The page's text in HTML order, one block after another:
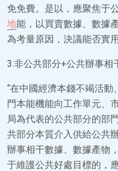
免免費。是以，應聚焦于
地能，以買賣數據、數據
為考量原因，決議能否實
3.非公共部分+公共辦事相
“在中國經濟本錢不竭活
門本能機能向工作單元、
局為代表的公共部分的部
共部分本質介入供給公共
辦事相干數據、數據產物
于維護公共好處目標的，